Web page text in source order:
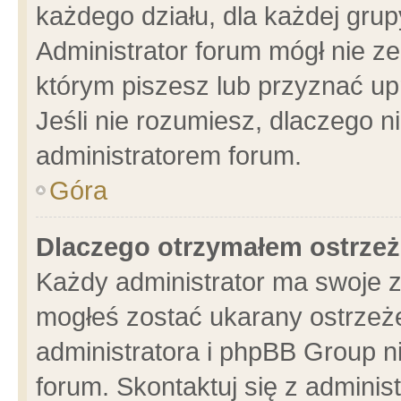
każdego działu, dla każdej
Administrator forum mógł nie
którym piszesz lub przyznać
Jeśli nie rozumiesz, dlaczego
administratorem forum.
Góra
Dlaczego otrzymałem
Każdy administrator ma swoje
mogłeś zostać ukarany
administratora i phpBB Group
forum. Skontaktuj się z